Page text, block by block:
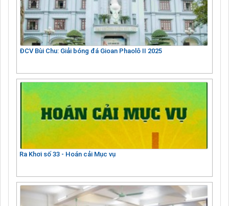
ĐCV Bùi Chu: Giải bóng đá Gioan Phaolô II 2025
Ra Khơi số 33 - Hoán cải Mục vụ